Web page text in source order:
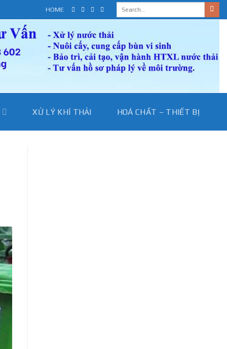
HOME
XỬ LÝ KHÍ THẢI HOÁ CHẤT – THIẾT BỊ